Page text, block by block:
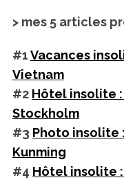
> mes 5 articles
#1Vacances
Vietnam
#2 Hôtel insolite
Stockholm
#3 Photo insolite
Kunming
#4 Hôtel insolite